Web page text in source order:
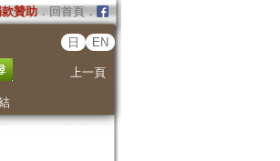
贊助．回首頁．
日 EN
上一頁